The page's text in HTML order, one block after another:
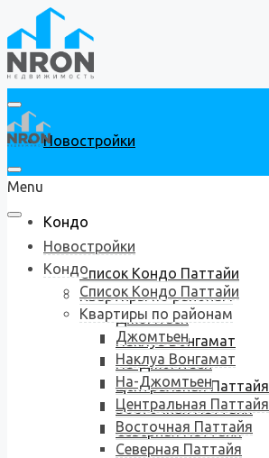
Новостройки
Кондо
Список Кондо Паттайи
Квартиры по районам
Джомтьен
Наклуа Вонгамат
На-Джомтьен
Центральная Паттайя
Восточная Паттайя
Северная Паттайя
Menu
Новостройки
Кондо
Список Кондо Паттайи
Квартиры по районам
Джомтьен
Наклуа Вонгамат
На-Джомтьен
Центральная Паттайя
Восточная Паттайя
Северная Паттайя